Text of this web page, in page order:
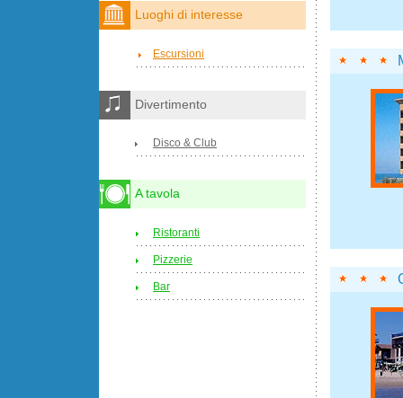
Luoghi di interesse
Escursioni
Divertimento
Disco & Club
A tavola
Ristoranti
Pizzerie
Bar